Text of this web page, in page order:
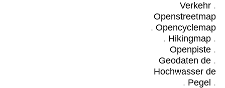
Verkehr.
Openstreetmap
. Opencyclemap
. Hikingmap.
Openpiste.
Geodaten de.
Hochwasser de
. Pegel .